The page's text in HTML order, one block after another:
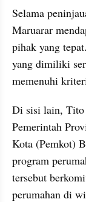
Selama
Maruarar
pihak yang
yang dimiliki
memenuhi
Di sisi lain, Tito
Pemerintah
Kota (Pemkot)
program
tersebut
perumahan di